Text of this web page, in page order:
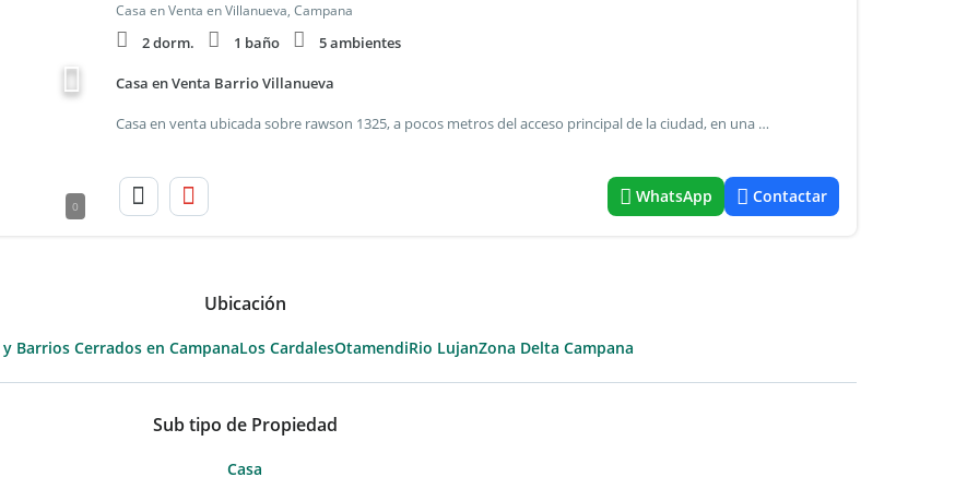
0
Casa en Venta en Villanueva, Campana
2 dorm. 1 baño 5 ambientes
Casa en Venta Barrio Villanueva
Casa en venta ubicada sobre rawson 1325, a pocos metros del acceso principal de la ciudad, en una zona de fácil circulación y rápido acceso. La propiedad cuenta con 2 dormitorios, cocina-comedor y 1 baño completo, distribuidos de manera funcional para brindar comodidad en el día a día. Sus ambientes poseen buena iluminación natural y un diseño práctico, ideal para quienes buscan una vivienda cómoda y bien ubicada. En el exterior se destaca un amplio patio delantero, perfecto para disfrutar de espacio verde, realizar reuniones o incluso proyectar futuras mejoras. Una excelente oportunidad tanto para vivienda familiar como para inversión, combinando ubicación estratégica, comodidad y potencial.
WhatsApp Contactar
Ubicación
Barrios Cerrados en CampanaLos CardalesOtamendiRio LujanZona Delta Campana
Sub tipo de Propiedad
Casa